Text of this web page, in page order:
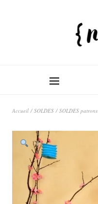
Accueil / SOLDES / SOLDES patrons